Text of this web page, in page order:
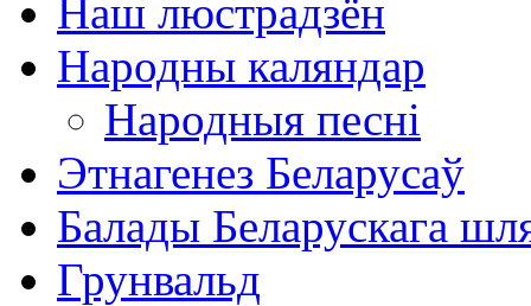
Наш люстрадзён
Народны каляндар
Народныя песні
Этнагенез Беларусаў
Балады Беларускага
Грунвальд